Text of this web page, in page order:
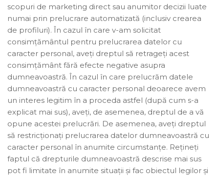
scopuri de marketing direct sau anumitor decizii luate
numai prin prelucrare automatizată (inclusiv crearea
de profiluri). În cazul în care v-am solicitat
consimțământul pentru prelucrarea datelor cu
caracter personal, aveți dreptul să retrageți acest
consimțământ fără efecte negative asupra
dumneavoastră. În cazul în care prelucrăm datele
dumneavoastră cu caracter personal deoarece avem
un interes legitim în a proceda astfel (după cum s-a
explicat mai sus), aveți, de asemenea, dreptul de a vă
opune acestei prelucrări. De asemenea, aveți dreptul
să restricționați prelucrarea datelor dumneavoastră cu
caracter personal în anumite circumstanțe. Rețineți
faptul că drepturile dumneavoastră descrise mai sus
pot fi limitate în anumite situații și fac obiectul legilor și